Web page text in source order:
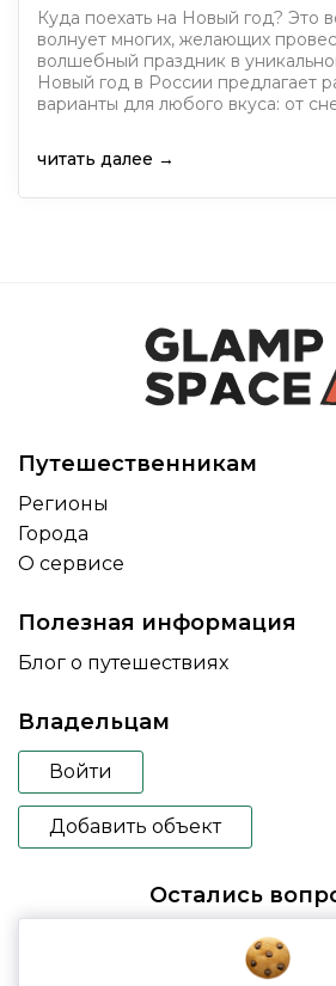
Куда поехать на Новый год? Это
волнует многих, желающих
волшебный праздник в
Новый год в России предлагает
варианты для любого вкуса: от
читать далее →
Путешественникам
Регионы
Города
О сервисе
Полезная информация
Блог о путешествиях
Владельцам
Войти
Добавить объект
Остались